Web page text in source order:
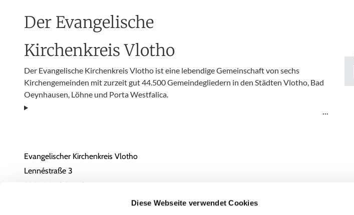
Diese Webseite verwendet Cookies
Der Evangelische
Kirchenkreis Vlotho
Der Evangelische Kirchenkreis Vlotho ist eine lebendige Gemeinschaft von sechs
Kirchengemeinden mit zurzeit gut 44.500 Gemeindegliedern in den Städten Vlotho, Bad
Oeynhausen, Löhne und Porta Westfalica.
Evangelischer Kirchenkreis Vlotho
Lennéstraße 3
32545 Bad Oeynhausen